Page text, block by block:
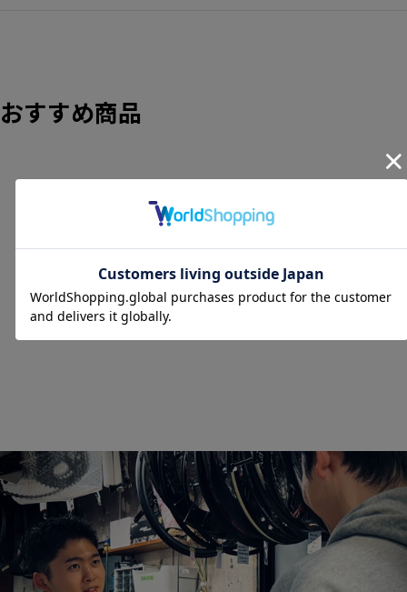
おすすめ商品
フルクラム FULCRUM レ
ーシングゼロ ナイト
RACING ZERO NITE アル
ミ クリンチャー ホイール
ランクB